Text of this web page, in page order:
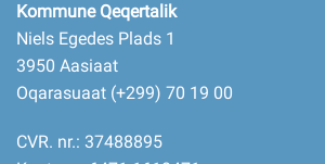
Kommune Qeqertalik
Niels Egedes Plads 1
3950 Aasiaat
Oqarasuaat (+299) 70 19 00
CVR. nr.: 37488895